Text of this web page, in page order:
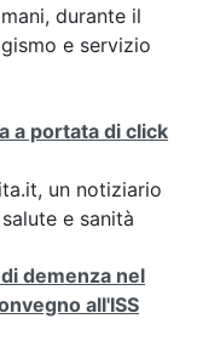
durante il
e servizio
a portata di click
un notiziario
e sanità
demenza nel
all'ISS